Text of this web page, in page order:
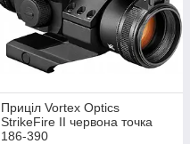
Приціл Vortex Optics
StrikeFire II червона точка
186-390